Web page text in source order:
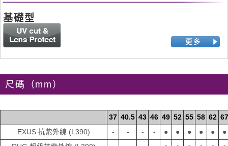
基礎型
尺碼（mm）
37 40.5 43 46 49 52 55 58 62 67
EXUS 抗紫外線 (L390)
- - - - ● ● ● ● ●
●